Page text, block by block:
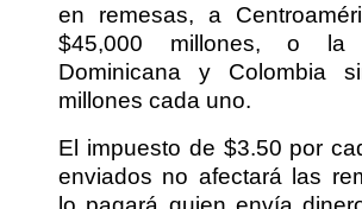
en remesas, a
$45,000 millones, o la
Dominicana y Colombia
millones cada uno.
El impuesto de $3.50 por
enviados no afectará las